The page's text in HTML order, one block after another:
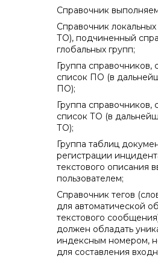
Справочник
Справочник
ТО), подчиненный
глобальных групп;
Группа
список ПО (в
ПО);
Группа
список ТО (в
ТО);
Группа таблиц
регистрации
текстового описания
пользователем;
Справочник тегов
для автоматической
текстового
должен обладать
индексным номером,
для составления